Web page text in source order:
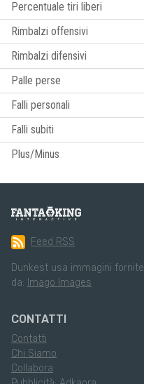
Percentuale tiri liberi
Rimbalzi offensivi
Rimbalzi difensivi
Palle perse
Falli personali
Falli subiti
Plus/Minus
Feed RSS
Dunkest usa immagini fornite
da: Imago Images
CONTATTI
Contatti
Chi Siamo
Collabora